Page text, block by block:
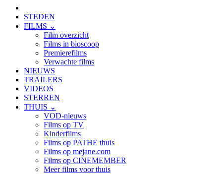
STEDEN
FILMS ⌄
Film overzicht
Films in bioscoop
Premierefilms
Verwachte films
NIEUWS
TRAILERS
VIDEOS
STERREN
THUIS ⌄
VOD-nieuws
Films op TV
Kinderfilms
Films op PATHE thuis
Films op mejane.com
Films op CINEMEMBER
Meer films voor thuis